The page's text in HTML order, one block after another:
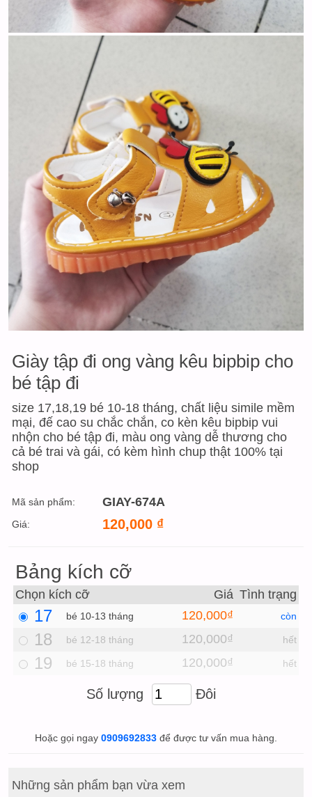
Giày tập đi ong vàng kêu bipbip cho
bé tập đi
size 17,18,19 bé 10-18 tháng, chất liệu simile mềm
mại, đế cao su chắc chắn, co kèn kêu bipbip vui
nhộn cho bé tập đi, màu ong vàng dễ thương cho
cả bé trai và gái, có kèm hình chup thật 100% tại
shop
Mã sản phẩm: GIAY-674A
Giá: 120,000₫
Bảng kích cỡ
Chọn kích cỡ Giá Tình trạng
17 bé 10-13 tháng 120,000₫ còn
18 bé 12-18 tháng 120,000₫ hết
19 bé 15-18 tháng 120,000₫ hết
Số lượng Đôi
Hoặc gọi ngay 0909692833để được tư vấn mua hàng.
Những sản phẩm bạn vừa xem